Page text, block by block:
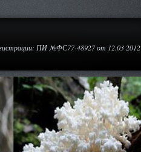
ПИ №ФС77-48927 от 12.03 2012